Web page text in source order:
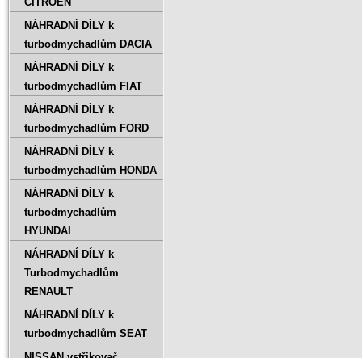
NÁHRADNÍ DÍLY k
turbodmychadlům DACIA
NÁHRADNÍ DÍLY k
turbodmychadlům FIAT
NÁHRADNÍ DÍLY k
turbodmychadlům FORD
NÁHRADNÍ DÍLY k
turbodmychadlům HONDA
NÁHRADNÍ DÍLY k
turbodmychadlům
HYUNDAI
NÁHRADNÍ DÍLY k
Turbodmychadlům
RENAULT
NÁHRADNÍ DÍLY k
turbodmychadlům SEAT